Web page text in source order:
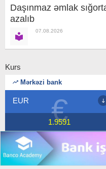
Daşınmaz əmlak
azalıb
07.08.2026
Kurs
Mərkəzi bank
₽
RUB
2.0816